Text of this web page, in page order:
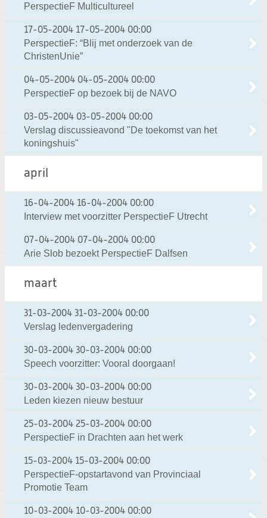
PerspectieF Multicultureel
17-05-2004 17-05-2004 00:00
PerspectieF: “Blij met onderzoek van de
ChristenUnie”
04-05-2004 04-05-2004 00:00
PerspectieF op bezoek bij de NAVO
03-05-2004 03-05-2004 00:00
Verslag discussieavond "De toekomst van het
koningshuis"
april
16-04-2004 16-04-2004 00:00
Interview met voorzitter PerspectieF Utrecht
07-04-2004 07-04-2004 00:00
Arie Slob bezoekt PerspectieF Dalfsen
maart
31-03-2004 31-03-2004 00:00
Verslag ledenvergadering
30-03-2004 30-03-2004 00:00
Speech voorzitter: Vooral doorgaan!
30-03-2004 30-03-2004 00:00
Leden kiezen nieuw bestuur
25-03-2004 25-03-2004 00:00
PerspectieF in Drachten aan het werk
15-03-2004 15-03-2004 00:00
PerspectieF-opstartavond van Provinciaal
Promotie Team
10-03-2004 10-03-2004 00:00